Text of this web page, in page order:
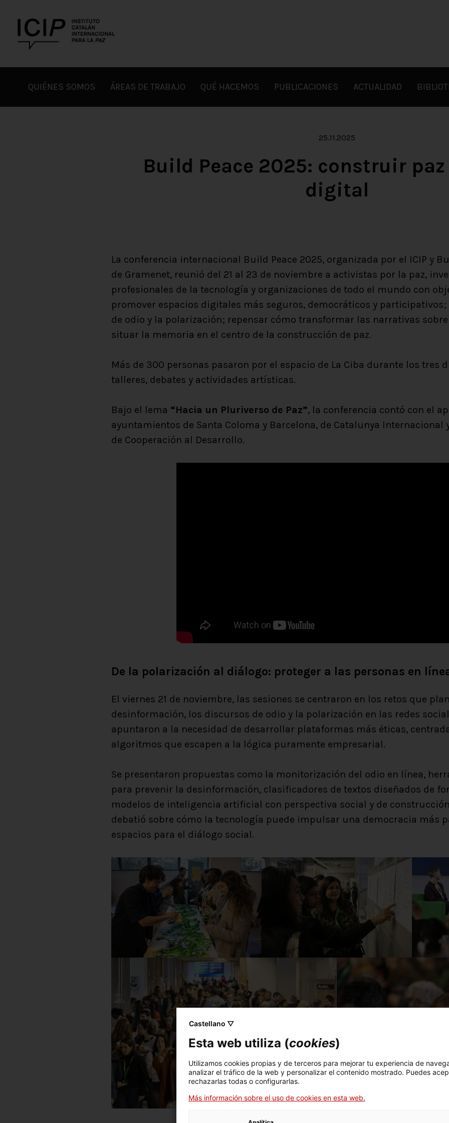
content
ICIP
QUIÉNES SOMOS ÁREAS DE TRABAJO QUÉ HACEMOS PUBLICACIONES ACTUALIDAD
25.11.2025
Build Peace 2025: construir
digital
La conferencia internacional Build Peace 2025, organizada por el ICIP y
de Gramenet, reunió del 21 al 23 de noviembre a activistas por la paz,
profesionales de la tecnología y organizaciones de todo el mundo con
promover espacios digitales más seguros, democráticos y
de odio y la polarización; repensar cómo transformar las narrativas
situar la memoria en el centro de la construcción de paz.
Más de 300 personas pasaron por el espacio de La Ciba durante los tres
talleres, debates y actividades artísticas.
Bajo el lema “Hacia un Pluriverso de Paz”, la conferencia contó con el
ayuntamientos de Santa Coloma y Barcelona, de Catalunya Internacional
de Cooperación al Desarrollo.
De la polarización al diálogo: proteger a las personas en
El viernes 21 de noviembre, las sesiones se centraron en los retos que
desinformación, los discursos de odio y la polarización en las redes
apuntaron a la necesidad de desarrollar plataformas más éticas,
algoritmos que escapen a la lógica puramente empresarial.
Se presentaron propuestas como la monitorización del odio en línea,
para prevenir la desinformación, clasificadores de textos diseñados de
modelos de inteligencia artificial con perspectiva social y de
debatió sobre cómo la tecnología puede impulsar una democracia más
espacios para el diálogo social.
Castellano ▽
Esta web utiliza (cookies)
Utilizamos cookies propias y de terceros para mejorar tu experiencia de
analizar el tráfico de la web y personalizar el contenido mostrado. Puedes
rechazarlas todas o configurarlas.
Más información sobre el uso de cookies en esta web.